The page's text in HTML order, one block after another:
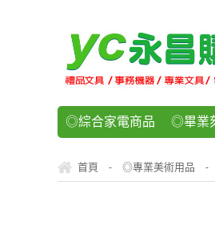
◎綜合家電商品 ◎畢業
◎運動/休閒/樂器 ◎客
首頁 - ◎專業美術用品 -